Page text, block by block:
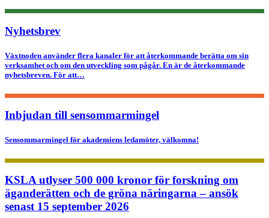
Nyhetsbrev
Växtnoden använder flera kanaler för att återkommande berätta om sin
verksamhet och om den utveckling som pågår. En är de återkommande
nyhetsbreven. För att…
Inbjudan till sensommarmingel
Sensommarmingel för akademiens ledamöter, välkomna!
KSLA utlyser 500 000 kronor för forskning om
äganderätten och de gröna näringarna – ansök
senast 15 september 2026